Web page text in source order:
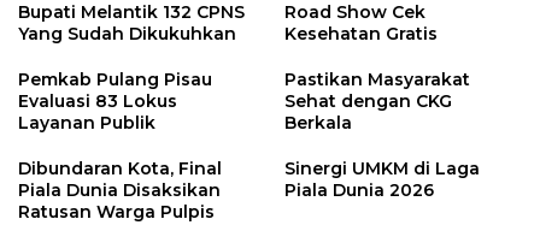
Bupati Melantik 132 CPNS
Yang Sudah Dikukuhkan
Road Show Cek
Kesehatan Gratis
Pemkab Pulang Pisau
Evaluasi 83 Lokus
Layanan Publik
Pastikan Masyarakat
Sehat dengan CKG
Berkala
Dibundaran Kota, Final
Piala Dunia Disaksikan
Ratusan Warga Pulpis
Sinergi UMKM di Laga
Piala Dunia 2026